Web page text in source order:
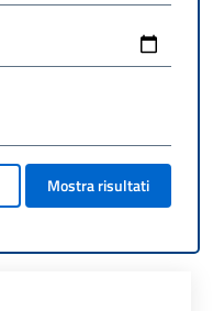
Mostra risultati